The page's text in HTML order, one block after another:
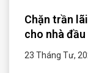
Chặn trần
cho nhà
23 Tháng Tư,